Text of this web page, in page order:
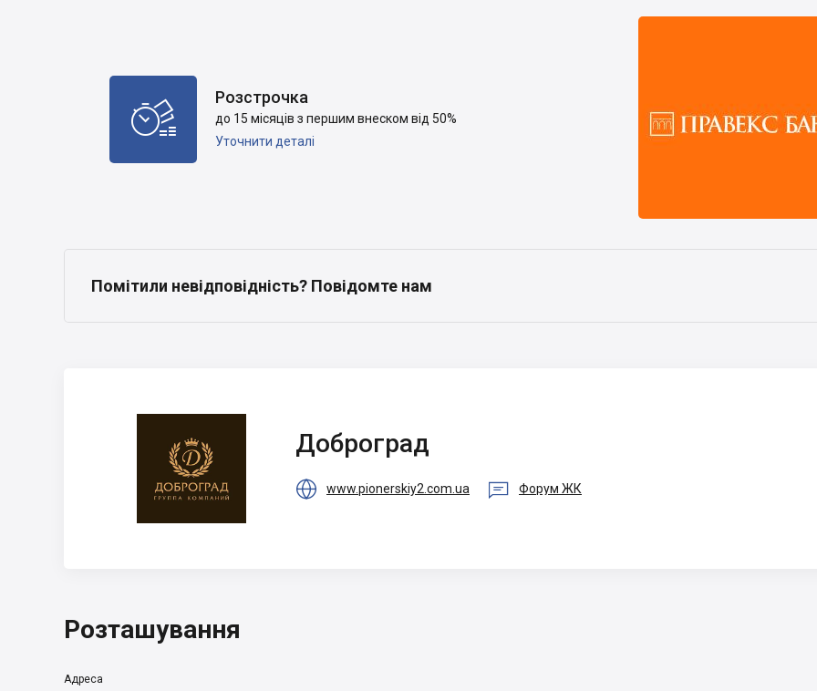

Розстрочка
до 15 місяців з першим внеском від 50%
Уточнити деталі
Помітили невідповідність? Повідомте нам
Доброград
 www.pionerskiy2.com.ua  Форум ЖК
Розташування
Адреса